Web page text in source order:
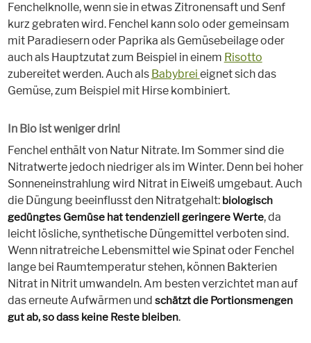
Fenchelknolle, wenn sie in etwas Zitronensaft und Senf
kurz gebraten wird. Fenchel kann solo oder gemeinsam
mit Paradiesern oder Paprika als Gemüsebeilage oder
auch als Hauptzutat zum Beispiel in einem Risotto
zubereitet werden. Auch als Babybrei eignet sich das
Gemüse, zum Beispiel mit Hirse kombiniert.
In Bio ist weniger drin!
Fenchel enthält von Natur Nitrate. Im Sommer sind die
Nitratwerte jedoch niedriger als im Winter. Denn bei hoher
Sonneneinstrahlung wird Nitrat in Eiweiß umgebaut. Auch
die Düngung beeinflusst den Nitratgehalt: biologisch
gedüngtes Gemüse hat tendenziell geringere Werte, da
leicht lösliche, synthetische Düngemittel verboten sind.
Wenn nitratreiche Lebensmittel wie Spinat oder Fenchel
lange bei Raumtemperatur stehen, können Bakterien
Nitrat in Nitrit umwandeln. Am besten verzichtet man auf
das erneute Aufwärmen und schätzt die Portionsmengen
gut ab, so dass keine Reste bleiben.